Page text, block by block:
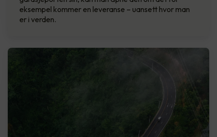
eksempel kommer en leveranse – uansett hvor man
er i verden.